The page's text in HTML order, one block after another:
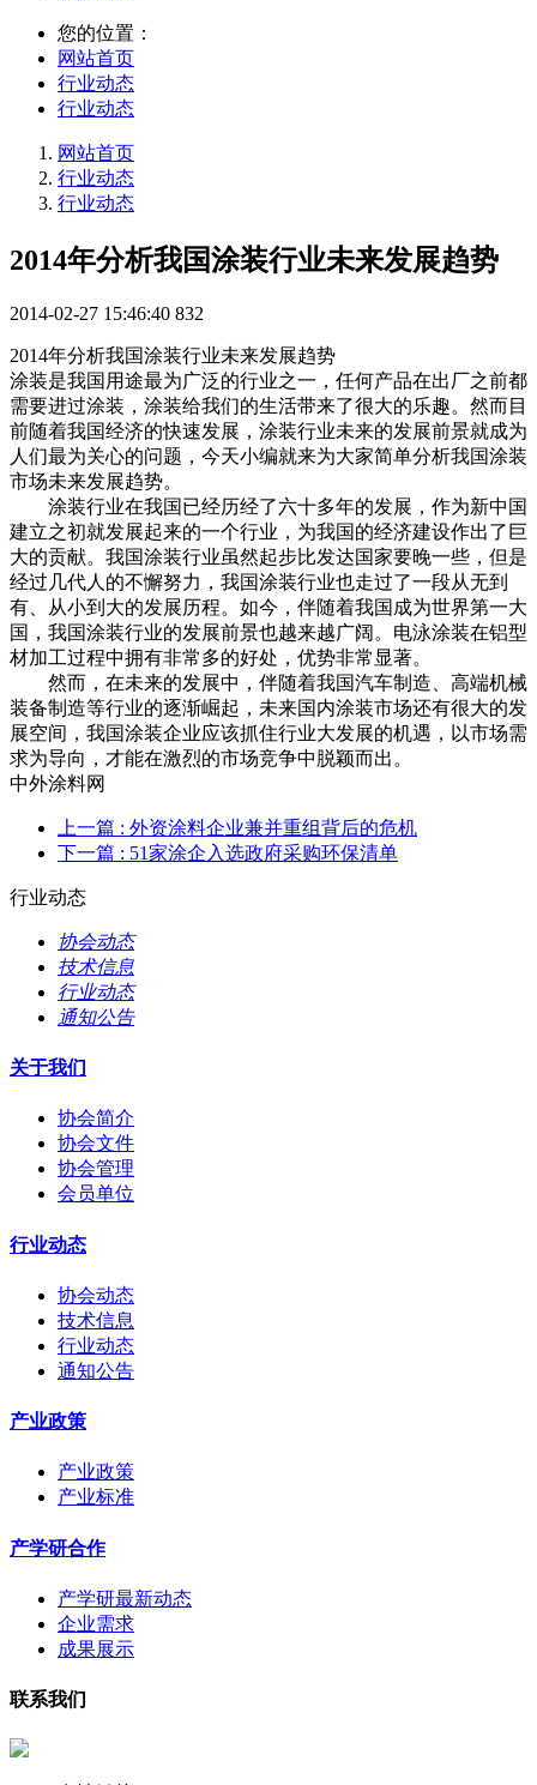
您的位置：
网站首页
行业动态
行业动态
网站首页
行业动态
行业动态
2014年分析我国涂装行业未来发展趋势
2014-02-27 15:46:40 832
2014年分析我国涂装行业未来发展趋势
涂装是我国用途最为广泛的行业之一，任何产品在出厂之前都
需要进过涂装，涂装给我们的生活带来了很大的乐趣。然而目
前随着我国经济的快速发展，涂装行业未来的发展前景就成为
人们最为关心的问题，今天小编就来为大家简单分析我国涂装
市场未来发展趋势。
涂装行业在我国已经历经了六十多年的发展，作为新中国
建立之初就发展起来的一个行业，为我国的经济建设作出了巨
大的贡献。我国涂装行业虽然起步比发达国家要晚一些，但是
经过几代人的不懈努力，我国涂装行业也走过了一段从无到
有、从小到大的发展历程。如今，伴随着我国成为世界第一大
国，我国涂装行业的发展前景也越来越广阔。电泳涂装在铝型
材加工过程中拥有非常多的好处，优势非常显著。
然而，在未来的发展中，伴随着我国汽车制造、高端机械
装备制造等行业的逐渐崛起，未来国内涂装市场还有很大的发
展空间，我国涂装企业应该抓住行业大发展的机遇，以市场需
求为导向，才能在激烈的市场竞争中脱颖而出。
中外涂料网
上一篇 : 外资涂料企业兼并重组背后的危机
下一篇 : 51家涂企入选政府采购环保清单
行业动态
协会动态
技术信息
行业动态
通知公告
关于我们
协会简介
协会文件
协会管理
会员单位
行业动态
协会动态
技术信息
行业动态
通知公告
产业政策
产业政策
产业标准
产学研合作
产学研最新动态
企业需求
成果展示
联系我们